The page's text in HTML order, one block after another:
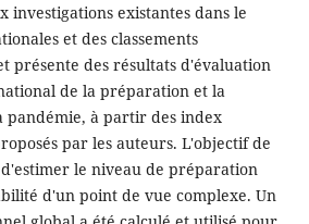
investigations existantes dans le
et des classements
présente des résultats d'évaluation
de la préparation et la
pandémie, à partir des index
par les auteurs. L'objectif de
le niveau de préparation
d'un point de vue complexe. Un